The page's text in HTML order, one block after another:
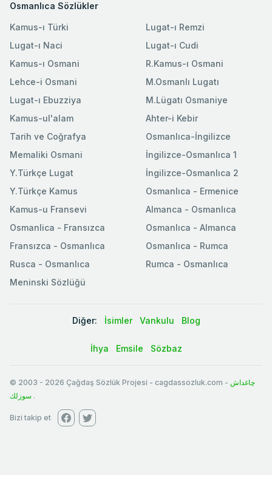
Osmanlıca Sözlükler
Kamus-ı Türki
Lugat-ı Naci
Kamus-ı Osmani
Lehce-i Osmani
Lugat-ı Ebuzziya
Lugat-ı Remzi
Lugat-ı Cudi
R.Kamus-ı Osmani
M.Osmanlı Lugatı
M.Lügatı Osmaniye
Kamus-ul'alam
Tarih ve Coğrafya
Memaliki Osmani
Y.Türkçe Lugat
Y.Türkçe Kamus
Ahter-i Kebir
Osmanlıca-İngilizce
İngilizce-Osmanlıca 1
İngilizce-Osmanlıca 2
Osmanlıca - Ermenice
Kamus-u Fransevi
Osmanlica - Fransızca
Fransızca - Osmanlıca
Rusca - Osmanlıca
Meninski Sözlüğü
Almanca - Osmanlıca
Osmanlıca - Almanca
Osmanlıca - Rumca
Rumca - Osmanlıca
Diğer: İsimler Vankulu Blog
İhya Emsile Sözbaz
© 2003 - 2026 Çağdaş Sözlük Projesi - cagdassozluk.com - چاغداش
سوزلك .
Bizi takip et